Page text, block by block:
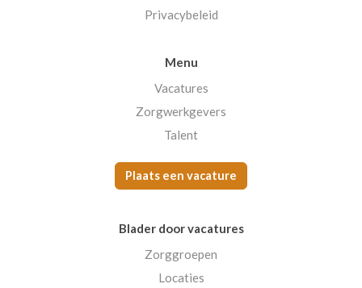
Privacybeleid
Menu
Vacatures
Zorgwerkgevers
Talent
Plaats een vacature
Blader door vacatures
Zorggroepen
Locaties